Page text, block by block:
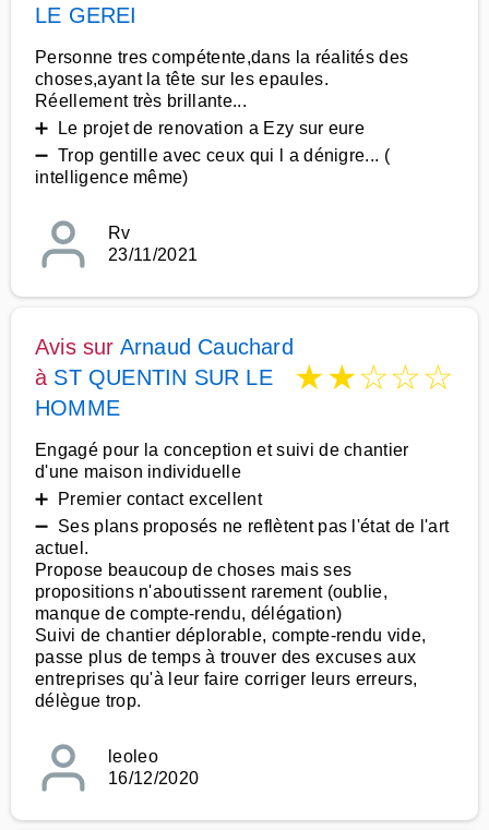
LE GEREI
Personne tres compétente,dans la réalités des
choses,ayant la tête sur les epaules.
Réellement très brillante...
➕ Le projet de renovation a Ezy sur eure
➖ Trop gentille avec ceux qui l a dénigre... (
intelligence même)
Rv
23/11/2021
Avis sur Arnaud Cauchard
à ST QUENTIN SUR LE
HOMME
★★☆☆☆
Engagé pour la conception et suivi de chantier
d'une maison individuelle
➕ Premier contact excellent
➖ Ses plans proposés ne reflètent pas l'état de l'art
actuel.
Propose beaucoup de choses mais ses
propositions n'aboutissent rarement (oublie,
manque de compte-rendu, délégation)
Suivi de chantier déplorable, compte-rendu vide,
passe plus de temps à trouver des excuses aux
entreprises qu'à leur faire corriger leurs erreurs,
délègue trop.
leoleo
16/12/2020